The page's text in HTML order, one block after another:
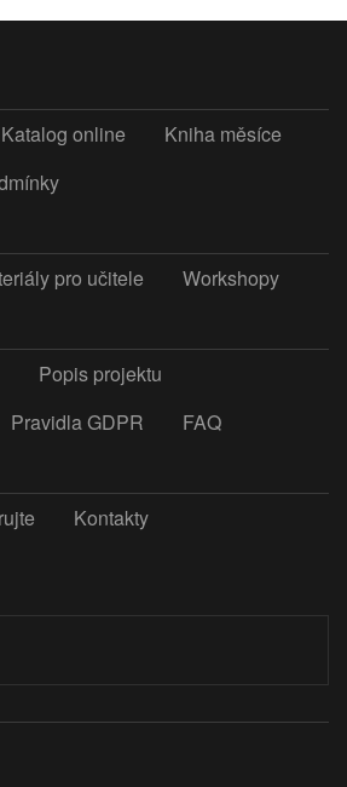
Katalog online
Kniha měsíce
pro učitele
Workshopy
Popis projektu
Pravidla GDPR
FAQ
Kontakty